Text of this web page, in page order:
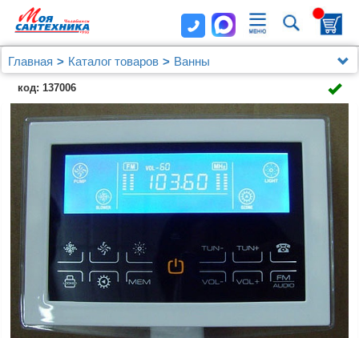
Главная Каталог товаров
Ванны
Акриловая ванна Gemy G9086 K L
код: 137006